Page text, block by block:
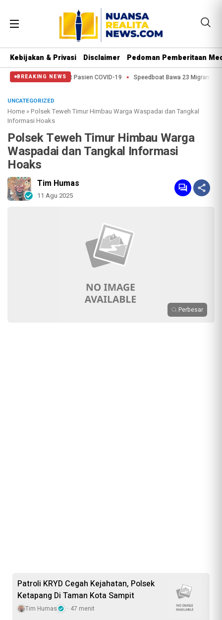
Kebijakan & Privasi Disclaimer Pedoman Pemberitaan
BREAKING NEWS
Obat Pasien COVID-19 Speedboat Bawa 23 Migran Tenggelam di
UNCATEGORIZED
Home »Polsek Teweh Timur Himbau Warga Waspadai dan Tangkal
Informasi Hoaks
Polsek Teweh Timur Himbau Warga
Waspadai dan Tangkal Informasi
Hoaks
Tim Humas
11 Agu 2025
Perbesar
‎Patroli KRYD Cegah Kejahatan, Polsek
Ketapang Di Taman Kota Sampit
Tim Humas 47 menit